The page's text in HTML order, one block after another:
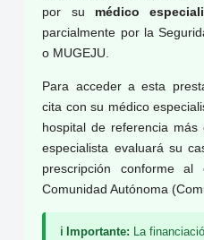
por su médico
parcialmente por la
o MUGEJU.
Para acceder a esta
cita con su médico
hospital de referencia
especialista evaluará su
prescripción conforme
Comunidad Autónoma
ℹ️ Importante: La